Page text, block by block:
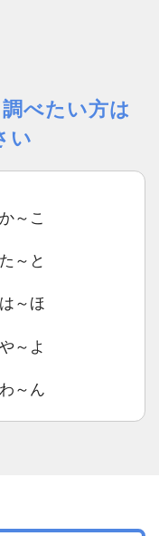
べたい方は
い
か～こ
た～と
は～ほ
や～よ
わ～ん